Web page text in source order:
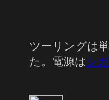
ツーリングは
た。電源はシ